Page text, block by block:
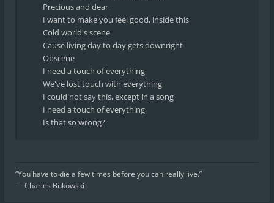
Precious and dear
I want to make you feel good, inside this
Cold world's scene
Cause living day to day gets downright
Obscene
I need a touch of everything
We've lost touch with everything
I could not say this, except in a song
I need a touch of everything
Is that so wrong?
“You have to die a few times before you can really live.”
― Charles Bukowski